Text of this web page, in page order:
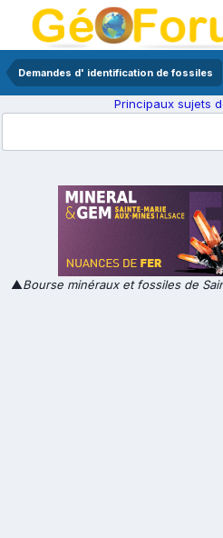
Demandes d' identification de fossiles
Principaux sujets
▲Bourse minéraux et fossiles de